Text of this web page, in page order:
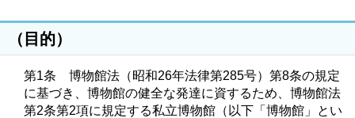
（目的）
第1条 博物館法（昭和26年法律第285号）第8条の規定
に基づき、博物館の健全な発達に資するため、博物館法
第2条第2項に規定する私立博物館（以下「博物館」とい